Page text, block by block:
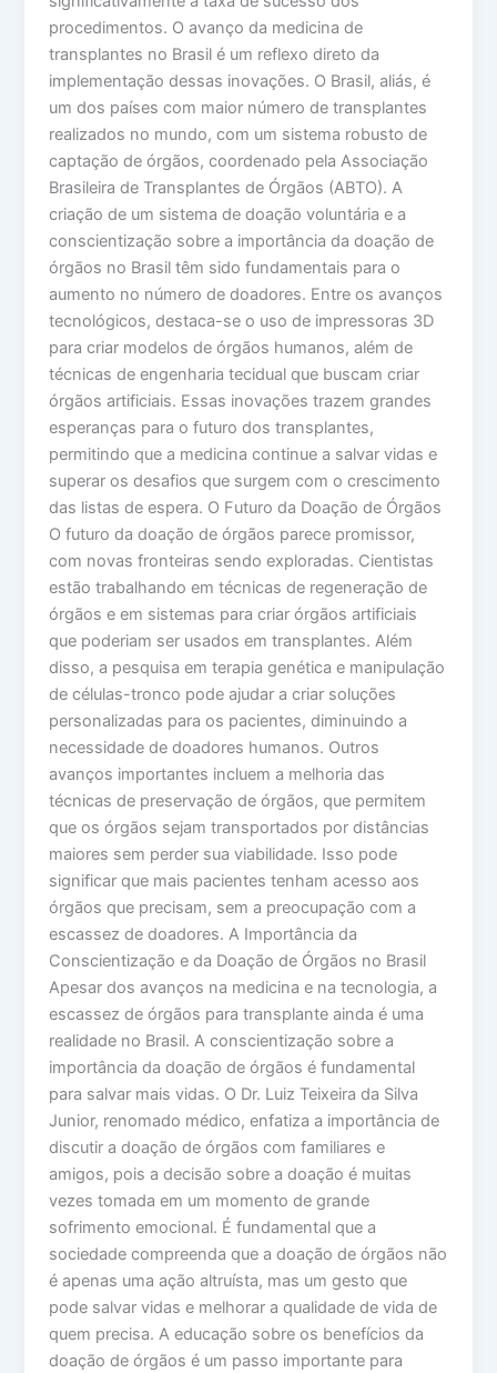
procedimentos. O avanço da medicina de
transplantes no Brasil é um reflexo direto da
implementação dessas inovações. O Brasil, aliás, é
um dos países com maior número de transplantes
realizados no mundo, com um sistema robusto de
captação de órgãos, coordenado pela Associação
Brasileira de Transplantes de Órgãos (ABTO). A
criação de um sistema de doação voluntária e a
conscientização sobre a importância da doação de
órgãos no Brasil têm sido fundamentais para o
aumento no número de doadores. Entre os avanços
tecnológicos, destaca-se o uso de impressoras 3D
para criar modelos de órgãos humanos, além de
técnicas de engenharia tecidual que buscam criar
órgãos artificiais. Essas inovações trazem grandes
esperanças para o futuro dos transplantes,
permitindo que a medicina continue a salvar vidas e
superar os desafios que surgem com o crescimento
das listas de espera. O Futuro da Doação de Órgãos
O futuro da doação de órgãos parece promissor,
com novas fronteiras sendo exploradas. Cientistas
estão trabalhando em técnicas de regeneração de
órgãos e em sistemas para criar órgãos artificiais
que poderiam ser usados em transplantes. Além
disso, a pesquisa em terapia genética e manipulação
de células-tronco pode ajudar a criar soluções
personalizadas para os pacientes, diminuindo a
necessidade de doadores humanos. Outros
avanços importantes incluem a melhoria das
técnicas de preservação de órgãos, que permitem
que os órgãos sejam transportados por distâncias
maiores sem perder sua viabilidade. Isso pode
significar que mais pacientes tenham acesso aos
órgãos que precisam, sem a preocupação com a
escassez de doadores. A Importância da
Conscientização e da Doação de Órgãos no Brasil
Apesar dos avanços na medicina e na tecnologia, a
escassez de órgãos para transplante ainda é uma
realidade no Brasil. A conscientização sobre a
importância da doação de órgãos é fundamental
para salvar mais vidas. O Dr. Luiz Teixeira da Silva
Junior, renomado médico, enfatiza a importância de
discutir a doação de órgãos com familiares e
amigos, pois a decisão sobre a doação é muitas
vezes tomada em um momento de grande
sofrimento emocional. É fundamental que a
sociedade compreenda que a doação de órgãos não
é apenas uma ação altruísta, mas um gesto que
pode salvar vidas e melhorar a qualidade de vida de
quem precisa. A educação sobre os benefícios da
doação de órgãos é um passo importante para